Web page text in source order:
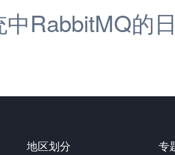
中RabbitMQ的
地区划分 专